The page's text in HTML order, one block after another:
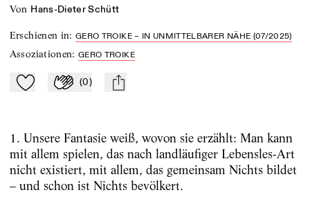
von Hans-Dieter Schütt
Erschienen in:GERO TROIKE – IN UNMITTELBARER NÄHE (07/2025)
Assoziationen:GERO TROIKE
Zu Mein-TdZ hinzufügen
Applaudieren
(0) mail
1. Unsere Fantasie weiß, wovon sie erzählt: Man kann
mit allem spielen, das nach landläufiger Lebensles-Art
nicht existiert, mit allem, das gemeinsam Nichts bildet
– und schon ist Nichts bevölkert.